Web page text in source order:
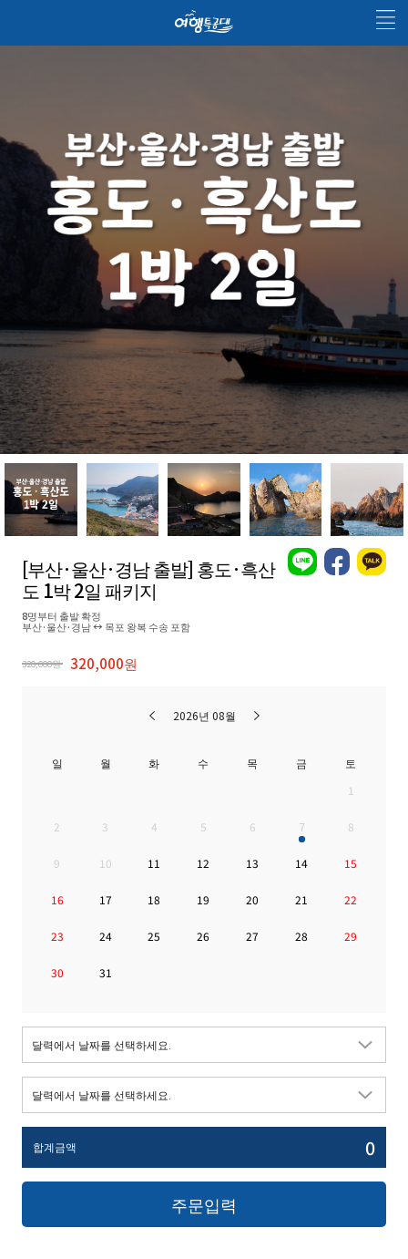
[부산·울산·경남 출발] 홍도·흑산
도 1박 2일 패키지
8명부터 출발 확정
부산·울산·경남 ↔ 목포 왕복 수송 포함
320,000원 320,000원
2026년 08월
일 월 화 수 목 금
토
1
2 3 4 5 6 7 8
9 10 11 12 13 14 15
16 17 18 19 20 21 22
23 24 25 26 27 28 29
30 31
합계금액 0
주문입력